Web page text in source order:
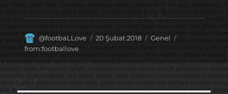
Yazar
@footbaLLove
Yayın
20 Şubat 2018 Kategoriler
Genel
Etiketler
from:footballove